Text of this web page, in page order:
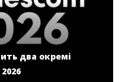
два окремі